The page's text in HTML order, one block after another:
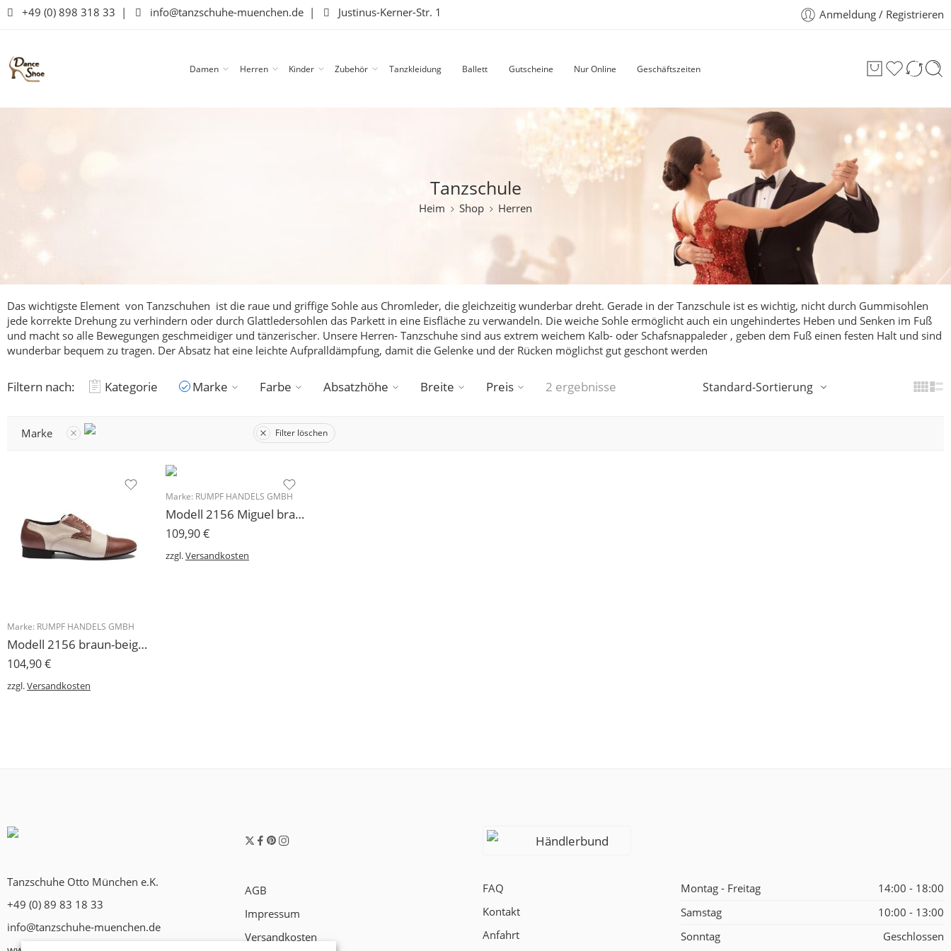
+49 (0) 898 318 33 | info@tanzschuhe-muenchen.de | Justinus-Kerner-Str. 1 Anmeldung / Registrieren
Damen Herren Kinder Zubehör Tanzkleidung Ballett Gutscheine Nur Online Geschäftszeiten
Tanzschule
Heim Shop Herren
Das wichtigste Element von Tanzschuhen ist die raue und griffige Sohle aus Chromleder, die gleichzeitig wunderbar dreht. Gerade in der Tanzschule ist es wichtig, nicht durch Gummisohlen
jede korrekte Drehung zu verhindern oder durch Glattledersohlen das Parkett in eine Eisfläche zu verwandeln. Die weiche Sohle ermöglicht auch ein ungehindertes Heben und Senken im Fuß
und macht so alle Bewegungen geschmeidiger und tänzerischer. Unsere Herren- Tanzschuhe sind aus extrem weichem Kalb- oder Schafsnappaleder , geben dem Fuß einen festen Halt und sind
wunderbar bequem zu tragen. Der Absatz hat eine leichte Aufpralldämpfung, damit die Gelenke und der Rücken möglichst gut geschont werden
Filtern nach: Kategorie Marke Farbe Absatzhöhe Breite Preis 2 ergebnisse Standard-Sortierung
Marke Filter löschen
Marke: RUMPF HANDELS GMBH
Modell 2156 braun-beige Rumpf Herren Tanzschuh für Einlagen geeignet
104,90€
zzgl.Versandkosten
Marke: RUMPF HANDELS GMBH
Modell 2156 Miguel braun Rumpf Herren Tanzschuh
109,90€
zzgl.Versandkosten
Tanzschuhe Otto München e.K.
+49 (0) 89 83 18 33
info@tanzschuhe-muenchen.de
AGB
Impressum
Versandkosten
Händlerbund
FAQ
Kontakt
Anfahrt
Montag - Freitag
14:00 - 18:00
Samstag
10:00 - 13:00
Sonntag
Geschlossen